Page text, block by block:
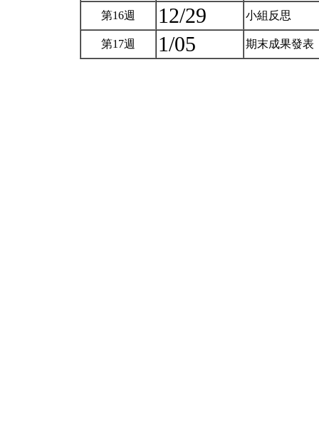
第16週 12/29 小組反思
第17週 1/05 期末成果發表